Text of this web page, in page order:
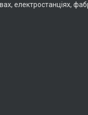
електростанціях,